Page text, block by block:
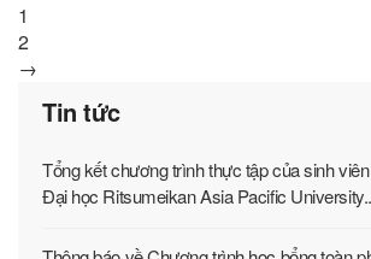
1
2
→
Tin tức
Tổng kết chương trình thực tập của sinh
Đại học Ritsumeikan Asia Pacific